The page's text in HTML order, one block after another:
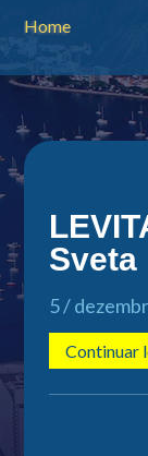
Home
Sveta
5 /
Continuar